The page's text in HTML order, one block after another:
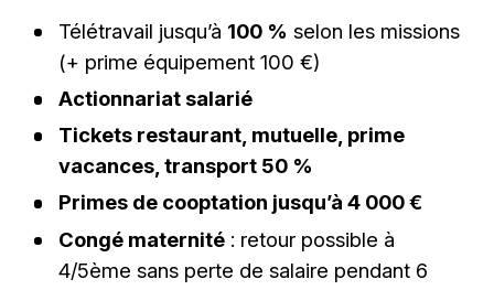
Télétravail jusqu’à 100 % selon les missions
(+ prime équipement 100 €)
Actionnariat salarié
Tickets restaurant, mutuelle, prime
vacances, transport 50 %
Primes de cooptation jusqu’à 4 000 €
Congé maternité: retour possible à
4/5ème sans perte de salaire pendant 6